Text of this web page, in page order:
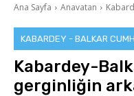
Ana Sayfa Anavatan
KABARDEY - BALKAR
Kabardey-
gerginliğin